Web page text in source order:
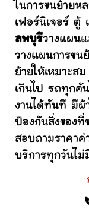
ในการขนย้าย
เฟอร์นิเจอร์ ตู้
ลพบุรีวางแผนแ
วางแผนการขน
ย้ายให้เหมาะส
เกินไป รถทุกคั
งานได้ทันที มีผ้
ป้องกันสิ่งของที่
สอบถามราคาค่
บริการทุกวันไม่